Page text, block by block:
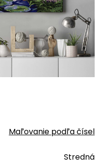
Maľovanie podľa čísel
Stredná